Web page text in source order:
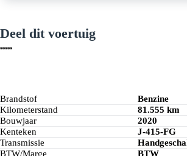
Deel dit voertuig
Brandstof
Benzine
Kilometerstand
81.555 km
Bouwjaar
2020
Kenteken
J-415-FG
Transmissie
BTW/Marge
BTW